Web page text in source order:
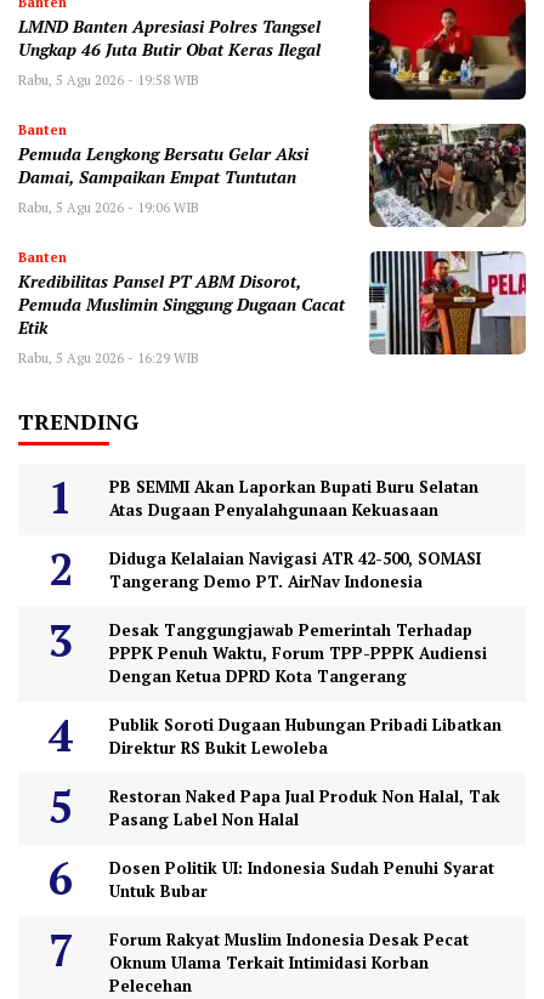
LMND Banten Apresiasi Polres Tangsel
Ungkap 46 Juta Butir Obat Keras Ilegal
Rabu, 5 Agu 2026 - 19:58 WIB
Banten
Pemuda Lengkong Bersatu Gelar Aksi
Damai, Sampaikan Empat Tuntutan
Rabu, 5 Agu 2026 - 19:06 WIB
Banten
‎Kredibilitas Pansel PT ABM Disorot,
Pemuda Muslimin Singgung Dugaan Cacat
Etik
Rabu, 5 Agu 2026 - 16:29 WIB
TRENDING
PB SEMMI Akan Laporkan Bupati Buru Selatan
Atas Dugaan Penyalahgunaan Kekuasaan
Diduga Kelalaian Navigasi ATR 42-500, SOMASI
Tangerang Demo PT. AirNav Indonesia
Desak Tanggungjawab Pemerintah Terhadap
PPPK Penuh Waktu, Forum TPP-PPPK Audiensi
Dengan Ketua DPRD Kota Tangerang
Publik Soroti Dugaan Hubungan Pribadi Libatkan
Direktur RS Bukit Lewoleba
Restoran Naked Papa Jual Produk Non Halal, Tak
Pasang Label Non Halal
Dosen Politik UI: Indonesia Sudah Penuhi Syarat
Untuk Bubar
Forum Rakyat Muslim Indonesia Desak Pecat
Oknum Ulama Terkait Intimidasi Korban
Pelecehan